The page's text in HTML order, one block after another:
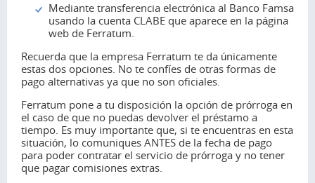
Mediante transferencia electrónica al Banco Famsa
usando la cuenta CLABE que aparece en la página
web de Ferratum.
Recuerda que la empresa Ferratum te da únicamente
estas dos opciones. No te confíes de otras formas de
pago alternativas ya que no son oficiales.
Ferratum pone a tu disposición la opción de prórroga en
el caso de que no puedas devolver el préstamo a
tiempo. Es muy importante que, si te encuentras en esta
situación, lo comuniques ANTES de la fecha de pago
para poder contratar el servicio de prórroga y no tener
que pagar comisiones extras.